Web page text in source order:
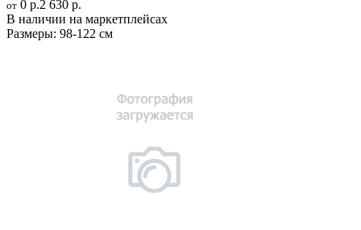
от 0 р.2 630 р.
В наличии на маркетплейсах
Размеры: 98-122 см